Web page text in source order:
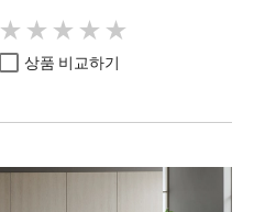
★ ★ ★ ★ ★
★ ★ ★ ★ ★
상품 비교하기